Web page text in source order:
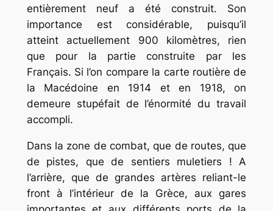
entièrement neuf a été construit. Son
importance est considérable, puisqu’il
atteint actuellement 900 kilomètres, rien
que pour la partie construite par les
Français. Si l’on compare la carte routière de
la Macédoine en 1914 et en 1918, on
demeure stupéfait de l’énormité du travail
accompli.
Dans la zone de combat, que de routes, que
de pistes, que de sentiers muletiers ! A
l’arrière, que de grandes artères reliant-le
front à l’intérieur de la Grèce, aux gares